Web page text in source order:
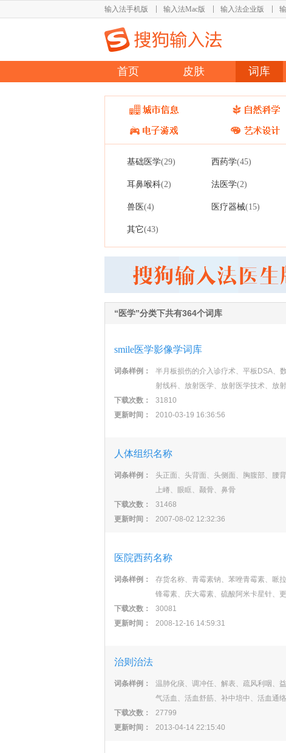
输入法手机版 输入法Mac版 输入法企业版
首页 皮肤 词库
基础医学(29) 西药学(45)
耳鼻喉科(2) 法医学(2)
兽医(4) 医疗器械(15)
其它(43)
“医学”分类下共有364个词库
smile医学影像学词库
词条样例：
半月板损伤的介入诊疗术、平板DSA、
射线科、放射医学、放射医学技术、放
下载次数：
31810
更新时间：
2010-03-19 16:36:56
人体组织名称
词条样例：
头正面、头背面、头侧面、胸腹部、腰
上嵴、眼眶、颞骨、鼻骨
下载次数：
31468
更新时间：
2007-08-02 12:32:36
医院西药名称
词条样例：
存货名称、青霉素钠、苯唑青霉素、哌
锋霉素、庆大霉素、硫酸阿米卡星针、
下载次数：
30081
更新时间：
2008-12-16 14:59:31
治则治法
词条样例：
温肺化痰、调冲任、解表、疏风利咽、
气活血、活血舒筋、补中培中、活血通
下载次数：
27799
更新时间：
2013-04-14 22:15:40